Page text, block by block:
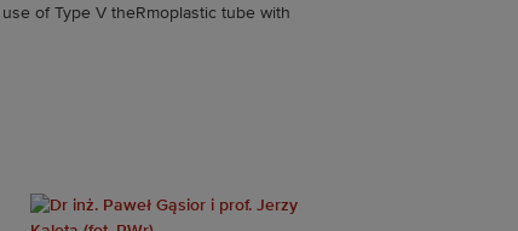
of Type V theRmoplastic tube with